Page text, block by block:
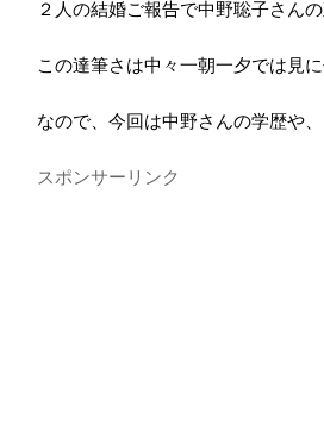
２人の結婚ご報告で中野聡子さん
この達筆さは中々一朝一夕では見
なので、今回は中野さんの学歴や
スポンサーリンク